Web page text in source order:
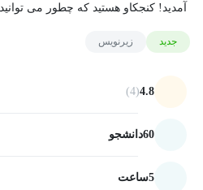
آمدید! کنجکاو هستید که چطور می توانید Microsoft...
جدید زیرنویس
4.8
(4)
60دانشجو
5ساعت